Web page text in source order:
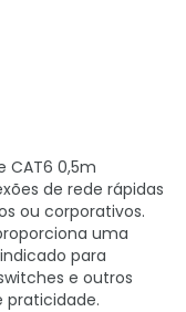
CAT6 0,5m
de rede rápidas
ou corporativos.
uma
para
e outros
praticidade.